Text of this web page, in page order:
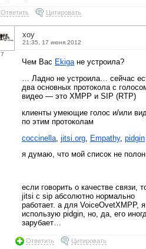
Ответить Цитировать
7
xoy
21:35, 17 июня 2012
Чем Вас Ekigaне устроила?
… Ладно не устроила… сейчас
два основных протокола с
видео — это XMPP и SIP (RTP)
клиенты умеющие голос и/или
по этим протоколам
coccinella jitsi.org Empathy, pidgin
я думаю, что мой список не
если говорить о качестве связи,
jitsi с sip абсолютно нормально
работает. а для VoiceOvetXMPP, я
использую pidgin, но, да, его
зарубает…
Ответить Цитировать